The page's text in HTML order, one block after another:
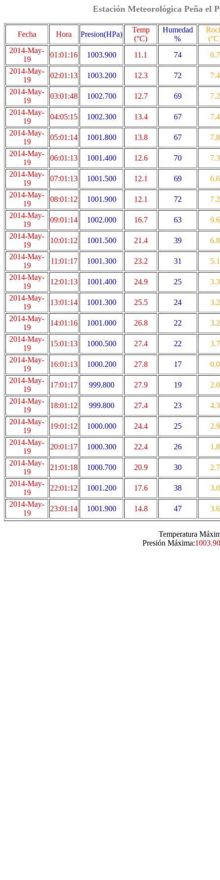
Estación Meteorológica Peña el
Fecha Hora Presion(HPa)
Temp
(°C)
Humedad
%
2014-May-
19
01:01:16 1003.900 11.1 74
6.7
2014-May-
19
02:01:13 1003.200 12.3 72
7.4
2014-May-
19
03:01:48 1002.700 12.7 69
7.2
2014-May-
19
04:05:15 1002.300 13.4 67
7.4
2014-May-
19
05:01:14 1001.800 13.8 67
7.8
2014-May-
19
06:01:13 1001.400 12.6 70
7.3
2014-May-
19
07:01:13 1001.500 12.1 69
6.6
2014-May-
19
08:01:12 1001.900 12.1 72
7.2
2014-May-
19
09:01:14 1002.000 16.7 63
9.6
2014-May-
19
10:01:12 1001.500 21.4 39
6.8
2014-May-
19
11:01:17 1001.300 23.2 31
5.1
2014-May-
19
12:01:13 1001.400 24.9 25
3.3
2014-May-
19
13:01:14 1001.300 25.5 24
3.2
2014-May-
19
14:01:16 1001.000 26.8 22
3.2
2014-May-
19
15:01:13 1000.500 27.4 22
3.7
2014-May-
19
16:01:13 1000.200 27.8 17
0.0
2014-May-
19
17:01:17 999.800 27.9 19
2.0
2014-May-
19
18:01:12 999.800 27.4 23
4.3
2014-May-
19
19:01:12 1000.000 24.4 25
2.9
2014-May-
19
20:01:17 1000.300 22.4 26
1.8
2014-May-
19
21:01:18 1000.700 20.9 30
2.7
2014-May-
19
22:01:12 1001.200 17.6 38
3.0
2014-May-
19
23:01:14 1001.900 14.8 47 3.6
Temperatura
Presión Máxima: